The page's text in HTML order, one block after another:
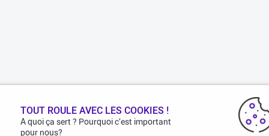
TOUT ROULE AVEC LES COOKIES !
A quoi ça sert ? Pourquoi c’est important
pour nous?